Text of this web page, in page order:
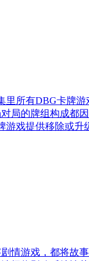
里所有DBG卡牌
局的牌组构成都
游戏提供移除或
情游戏，都将故